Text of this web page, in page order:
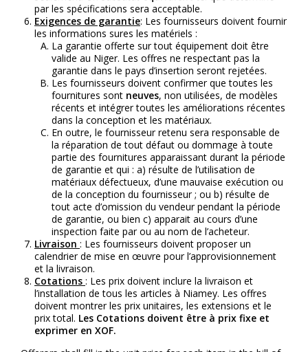
par les spécifications sera acceptable.
Exigences de garantie: Les fournisseurs doivent fournir
les informations sures les matériels :
La garantie offerte sur tout équipement doit être
valide au Niger. Les offres ne respectant pas la
garantie dans le pays d’insertion seront rejetées.
Les fournisseurs doivent confirmer que toutes les
fournitures sont neuves, non utilisées, de modèles
récents et intégrer toutes les améliorations récentes
dans la conception et les matériaux.
En outre, le fournisseur retenu sera responsable de
la réparation de tout défaut ou dommage à toute
partie des fournitures apparaissant durant la période
de garantie et qui : a) résulte de l’utilisation de
matériaux défectueux, d’une mauvaise exécution ou
de la conception du fournisseur ; ou b) résulte de
tout acte d’omission du vendeur pendant la période
de garantie, ou bien c) apparait au cours d’une
inspection faite par ou au nom de l’acheteur.
Livraison : Les fournisseurs doivent proposer un
calendrier de mise en œuvre pour l’approvisionnement
et la livraison.
Cotations : Les prix doivent inclure la livraison et
l’installation de tous les articles à Niamey. Les offres
doivent montrer les prix unitaires, les extensions et le
prix total. Les Cotations doivent être à prix fixe et
exprimer en XOF.